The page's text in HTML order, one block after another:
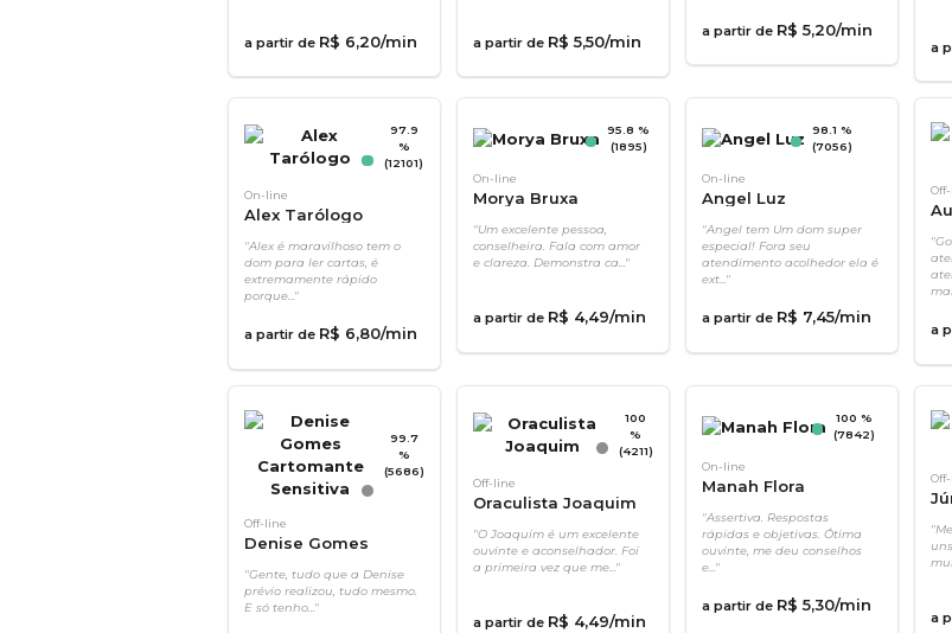
a partir de R$ 6,20/min a partir de R$ 5,50/min
a partir de R$ 5,20/min
a
97.9
%
(12101)
On-line
Alex Tarólogo
"Alex é maravilhoso tem o
dom para ler cartas, é
extremamente rápido
porque..."
a partir de R$ 6,80/min
95.8 %
(1895)
On-line
Morya Bruxa
"Um excelente pessoa,
conselheira. Fala com amor
e clareza. Demonstra ca..."
a partir de R$ 4,49/min
98.1 %
(7056)
On-line
Angel Luz
"Angel tem Um dom super
especial! Fora seu
atendimento acolhedor ela é
ext..."
a partir de R$ 7,45/min
a
99.7
%
(5686)
Off-line
Denise Gomes
Sensitiva
"Gente, tudo que a Denise
prévio realizou, tudo mesmo.
E só tenho..."
100
%
(4211)
Off-line
Oraculista Joaquim
"O Joaquim é um excelente
ouvinte e aconselhador. Foi
a primeira vez que me..."
a partir de R$ 4,49/min
100 %
(7842)
On-line
Manah Flora
"Assertiva. Respostas
rápidas e objetivas. Ótima
ouvinte, me deu conselhos
e..."
a partir de R$ 5,30/min
a